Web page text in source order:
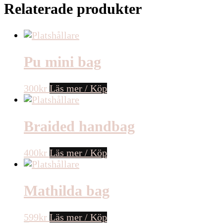
Relaterade produkter
Pu mini bag
300kr Läs mer / Köp
Braided handbag
400kr Läs mer / Köp
Mathilda bag
599kr Läs mer / Köp